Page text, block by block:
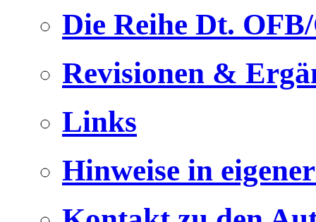
Die Reihe Dt.
Revisionen &
Links
Hinweise in